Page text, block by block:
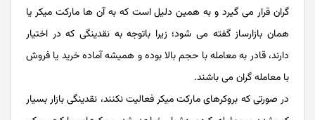
گران قرار می گیرد و به همین دلیل است که به آن ها مارکت میکر یا
همان بازارساز گفته می شود؛ زیرا باتوجه به نقدینگی که در اختیار
دارند، قادر به معامله با حجم بالا بوده و همیشه آماده خرید یا فروش
با معامله گران می باشند.
در صورتی که بروکرهای مارکت میکر فعالیت نکنند، نقدینگی بازار بسیار